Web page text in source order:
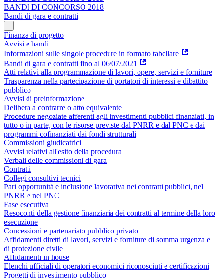
BANDI DI CONCORSO 2018
Bandi di gara e contratti
Finanza di progetto
Avvisi e bandi
Informazioni sulle singole procedure in formato tabellare
Bandi di gara e contratti fino al 06/07/2021
Atti relativi alla programmazione di lavori, opere, servizi e forniture
Trasparenza nella partecipazione di portatori di interessi e dibattito
pubblico
Avvisi di preinformazione
Delibera a contrarre o atto equivalente
Procedure negoziate afferenti agli investimenti pubblici finanziati, in
tutto o in parte, con le risorse previste dal PNRR e dal PNC e dai
programmi cofinanziati dai fondi strutturali
Commissioni giudicatrici
Avvisi relativi all'esito della procedura
Verbali delle commissioni di gara
Contratti
Collegi consultivi tecnici
Pari opportunità e inclusione lavorativa nei contratti pubblici, nel
PNRR e nel PNC
Fase esecutiva
Resoconti della gestione finanziaria dei contratti al termine della loro
esecuzione
Concessioni e partenariato pubblico privato
Affidamenti diretti di lavori, servizi e forniture di somma urgenza e
di protezione civile
Affidamenti in house
Elenchi ufficiali di operatori economici riconosciuti e certificazioni
Progetti di investimento pubblico